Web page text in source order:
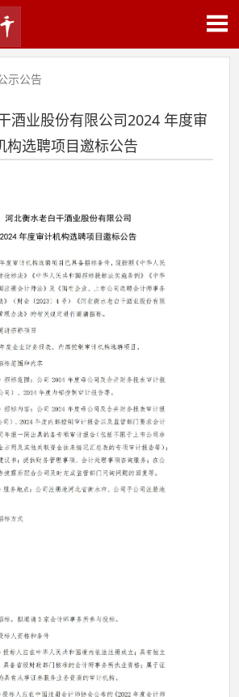
示公告
酒业股份有限公司2024 年度审
构选聘项目邀标公告